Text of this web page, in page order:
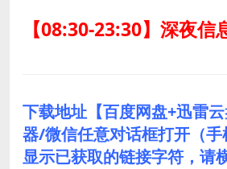
【08:30-23:30】深夜信
下载地址【百度网盘+迅雷
器/微信任意对话框打开（
显示已获取的链接字符，请